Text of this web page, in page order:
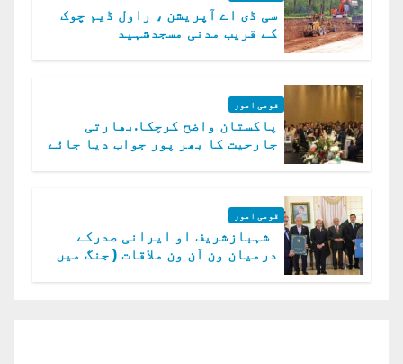
سی ڈی اے آپریشن ، راول ڈیم چوک
کے قریب مدنی مسجدشہید
قومی امور
پاکستان واضح کرچکا.بھارتی
جارحیت کا بھر پور جواب دیا جائے
قومی امور
شہبازشریف او ایرانی صدرکے
درمیان ون آن ون ملاقات ( جنگ میں